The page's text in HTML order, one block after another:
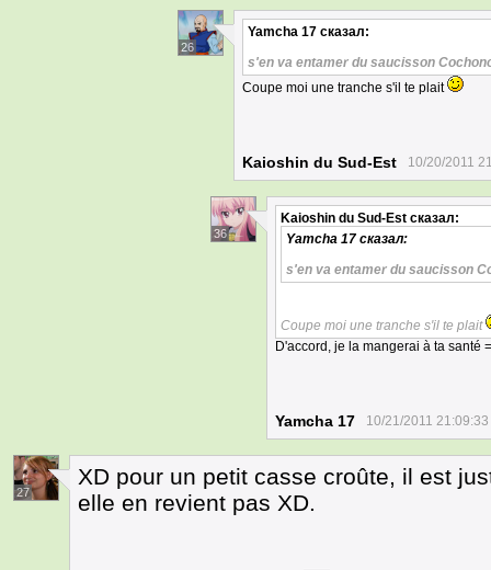
26
Yamcha 17 сказал:
s'en va entamer du saucisson
Coupe moi une tranche s'il te plait
Kaioshin du Sud-Est 10/20/2011
36
Kaioshin du Sud-Est сказал:
Yamcha 17 сказал:
s'en va entamer du saucisson
Coupe moi une tranche s'il te plait
D'accord, je la mangerai à ta santé
Yamcha 17 10/21/2011 21:09:33
27
XD pour un petit casse croûte, il est
elle en revient pas XD.